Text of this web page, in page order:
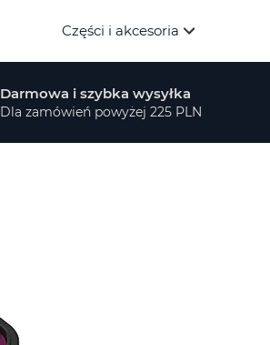
Części i akcesoria
Darmowa i szybka wysyłka
Dla zamówień powyżej 225 PLN